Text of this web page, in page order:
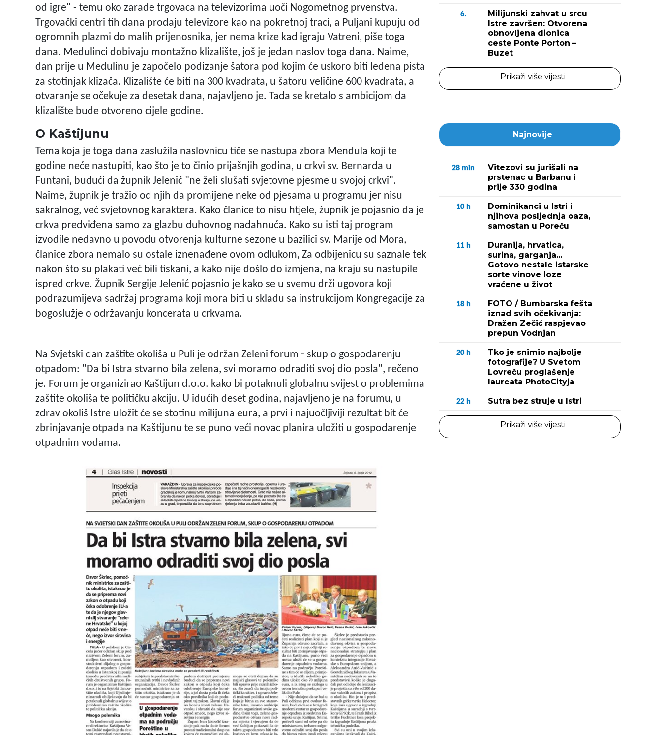
od igre" - temu oko zarade trgovaca na televizorima uoči Nogometnog prvenstva.
Trgovački centri tih dana prodaju televizore kao na pokretnoj traci, a Puljani kupuju od
ogromnih plazmi do malih prijenosnika, jer nema krize kad igraju Vatreni, piše toga
dana. Medulinci dobivaju montažno klizalište, još je jedan naslov toga dana. Naime,
dan prije u Medulinu je započelo podizanje šatora pod kojim će uskoro biti ledena pista
za stotinjak klizača. Klizalište će biti na 300 kvadrata, u šatoru veličine 600 kvadrata, a
otvaranje se očekuje za desetak dana, najavljeno je. Tada se kretalo s ambicijom da
klizalište bude otvoreno cijele godine.
O Kaštijunu
Tema koja je toga dana zaslužila naslovnicu tiče se nastupa zbora Mendula koji te
godine neće nastupiti, kao što je to činio prijašnjih godina, u crkvi sv. Bernarda u
Funtani, budući da župnik Jelenić "ne želi slušati svjetovne pjesme u svojoj crkvi".
Naime, župnik je tražio od njih da promijene neke od pjesama u programu jer nisu
sakralnog, već svjetovnog karaktera. Kako članice to nisu htjele, župnik je pojasnio da je
crkva predviđena samo za glazbu duhovnog nadahnuća. Kako su isti taj program
izvodile nedavno u povodu otvorenja kulturne sezone u bazilici sv. Marije od Mora,
članice zbora nemalo su ostale iznenađene ovom odlukom, Za odbijenicu su saznale tek
nakon što su plakati već bili tiskani, a kako nije došlo do izmjena, na kraju su nastupile
ispred crkve. Župnik Sergije Jelenić pojasnio je kako se u svemu drži ugovora koji
podrazumijeva sadržaj programa koji mora biti u skladu sa instrukcijom Kongregacije za
bogoslužje o održavanju koncerata u crkvama.
Na Svjetski dan zaštite okoliša u Puli je održan Zeleni forum - skup o gospodarenju
otpadom: "Da bi Istra stvarno bila zelena, svi moramo odraditi svoj dio posla", rečeno
je. Forum je organizirao Kaštijun d.o.o. kako bi potaknuli globalnu svijest o problemima
zaštite okoliša te političku akciju. U idućih deset godina, najavljeno je na forumu, u
zdrav okoliš Istre uložit će se stotinu milijuna eura, a prvi i najuočljiviji rezultat bit će
zbrinjavanje otpada na Kaštijunu te se puno veći novac planira uložiti u gospodarenje
otpadnim vodama.
6.
Milijunski zahvat u srcu
Istre završen: Otvorena
obnovljena dionica
ceste Ponte Porton –
Buzet
Prikaži više vijesti
Najnovije
28 min
Vitezovi su jurišali na
prstenac u Barbanu i
prije 330 godina
10 h
Dominikanci u Istri i
njihova posljednja oaza,
samostan u Poreču
11 h
Duranija, hrvatica,
surina, garganja...
Gotovo nestale istarske
sorte vinove loze
vraćene u život
18 h
FOTO / Bumbarska fešta
iznad svih očekivanja:
Dražen Zečić raspjevao
prepun Vodnjan
20 h
Tko je snimio najbolje
fotografije? U Svetom
Lovreču proglašenje
laureata PhotoCityja
22 h Sutra bez struje u Istri
Prikaži više vijesti